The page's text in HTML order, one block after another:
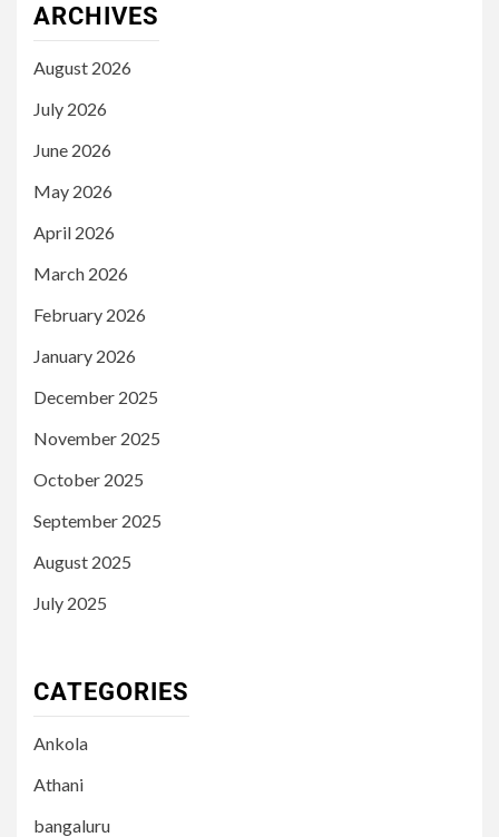
ARCHIVES
August 2026
July 2026
June 2026
May 2026
April 2026
March 2026
February 2026
January 2026
December 2025
November 2025
October 2025
September 2025
August 2025
July 2025
CATEGORIES
Ankola
Athani
bangaluru